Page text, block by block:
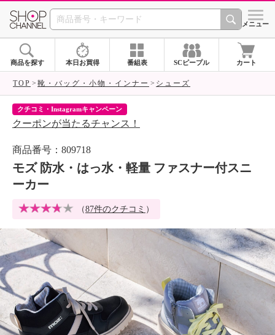
SHOP CHANNEL シメニュー
商品を探す 本日お買得 番組表 SCピープル カート
TOP 靴・バッグ・小物・インナー シューズ
クチコミ・Instagramキャンペーン
クーポンが当たるチャンス！
商品番号：809718
モズ 防水・はっ水・軽量 ファスナー付スニ
ーカー
（87件のクチコミ ）